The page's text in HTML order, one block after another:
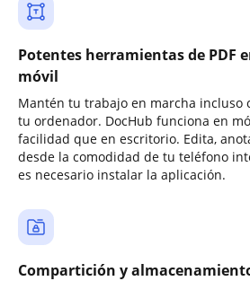
Potentes herramientas de PDF
móvil
Mantén tu trabajo en marcha incluso
tu ordenador. DocHub funciona en
facilidad que en escritorio. Edita,
desde la comodidad de tu teléfono
es necesario instalar la aplicación.
Compartición y